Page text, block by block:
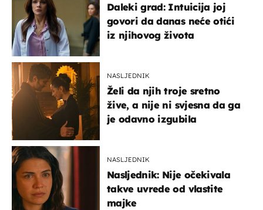
Daleki grad: Intuicija joj
govori da danas neće otići
iz njihovog života
NASLJEDNIK
Želi da njih troje sretno
žive, a nije ni svjesna da ga
je odavno izgubila
NASLJEDNIK
Nasljednik: Nije očekivala
takve uvrede od vlastite
majke